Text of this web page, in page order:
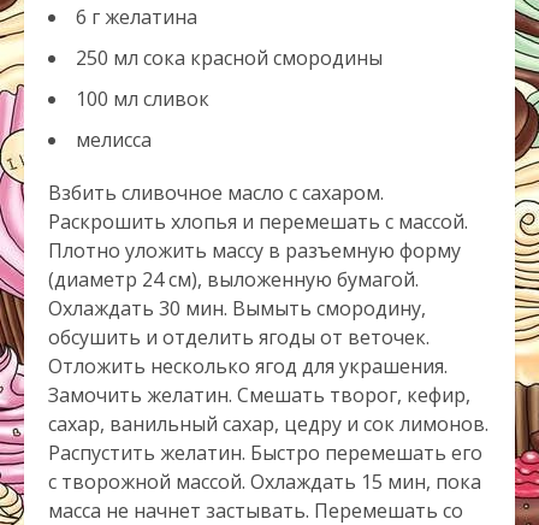
6 г желатина
250 мл сока красной смородины
100 мл сливок
мелисса
Взбить сливочное масло с сахаром.
Раскрошить хлопья и перемешать с массой.
Плотно уложить массу в разъемную форму
(диаметр 24 см), выложенную бумагой.
Охлаждать 30 мин. Вымыть смородину,
обсушить и отделить ягоды от веточек.
Отложить несколько ягод для украшения.
Замочить желатин. Смешать творог, кефир,
сахар, ванильный сахар, цедру и сок лимонов.
Распустить желатин. Быстро перемешать его
с творожной массой. Охлаждать 15 мин, пока
масса не начнет застывать. Перемешать со